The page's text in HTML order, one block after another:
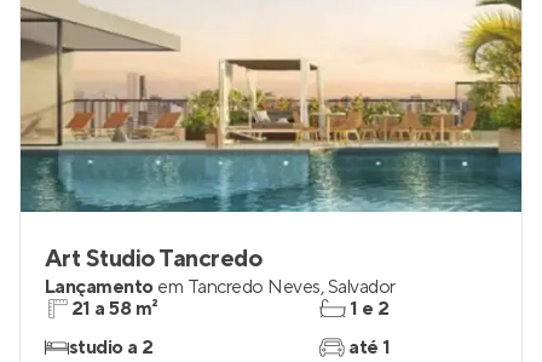
Art Studio Tancredo
Lançamento em Tancredo Neves,Salvador
21 a 58 m²
studio a 2
1 e 2
até 1